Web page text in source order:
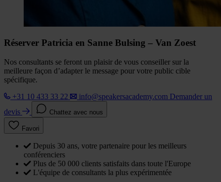
Réserver Patricia en Sanne Bulsing – Van Zoest
Nos consultants se feront un plaisir de vous conseiller sur la
meilleure façon d’adapter le message pour votre public cible
spécifique.
+31 10 433 33 22
info@speakersacademy.com Demander un
devis
Chattez avec nous
Favori
Depuis 30 ans, votre partenaire pour les meilleurs
conférenciers
Plus de 50 000 clients satisfaits dans toute l'Europe
L'équipe de consultants la plus expérimentée